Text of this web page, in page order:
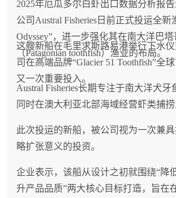
2025年厄瓜多尔白虾出口数据分析报
公司Austral Fisheries日前正式投运全新
Odyssey”，进一步强化其在南大洋巴
（Patagonian toothfish）渔业的布局。
这艘新船在毛里求斯路易港举行下水
司在高端品牌“Glacier 51 Toothfish”全
又一次重要投入。
Austral Fisheries长期专注于南大洋犬牙
同时在澳大利亚北部海域经营虾类捕捞
此次投运的新船，被公司视为一次兼
略扩张意义的投资。
企业表示，该船从设计之初就围绕“降
升产品品质”两大核心目标打造，旨在